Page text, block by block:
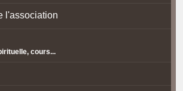
l'association
cours...